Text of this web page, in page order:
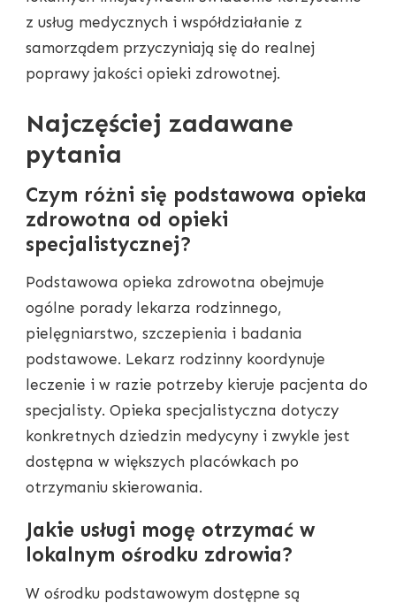
z usług medycznych i współdziałanie z
samorządem przyczyniają się do realnej
poprawy jakości opieki zdrowotnej.
Najczęściej zadawane
pytania
Czym różni się podstawowa opieka
zdrowotna od opieki
specjalistycznej?
Podstawowa opieka zdrowotna obejmuje
ogólne porady lekarza rodzinnego,
pielęgniarstwo, szczepienia i badania
podstawowe. Lekarz rodzinny koordynuje
leczenie i w razie potrzeby kieruje pacjenta do
specjalisty. Opieka specjalistyczna dotyczy
konkretnych dziedzin medycyny i zwykle jest
dostępna w większych placówkach po
otrzymaniu skierowania.
Jakie usługi mogę otrzymać w
lokalnym ośrodku zdrowia?
W ośrodku podstawowym dostępne są